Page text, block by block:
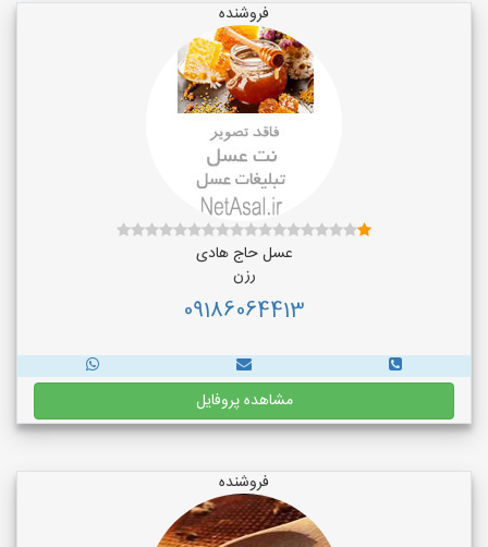
فروشنده
عسل حاج هادی
رزن
09186064413
مشاهده پروفایل
فروشنده